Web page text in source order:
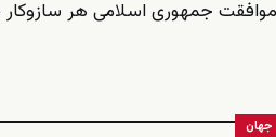
جمهوری اسلامی هر سازوکار
جهان